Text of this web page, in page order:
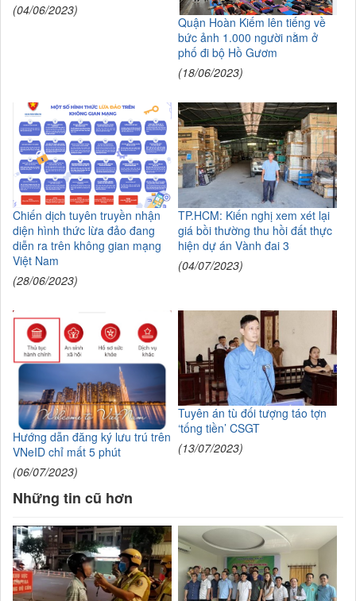
(04/06/2023)
Quận Hoàn Kiếm lên tiếng về
bức ảnh 1.000 người nằm ở
phố đi bộ Hồ Gươm
(18/06/2023)
Chiến dịch tuyên truyền nhận
diện hình thức lừa đảo đang
diễn ra trên không gian mạng
Việt Nam
(28/06/2023)
TP.HCM: Kiến nghị xem xét lại
giá bồi thường thu hồi đất thực
hiện dự án Vành đai 3
(04/07/2023)
Hướng dẫn đăng ký lưu trú trên
VNeID chỉ mất 5 phút
(06/07/2023)
Tuyên án tù đối tượng táo tợn
‘tống tiền’ CSGT
(13/07/2023)
Những tin cũ hơn